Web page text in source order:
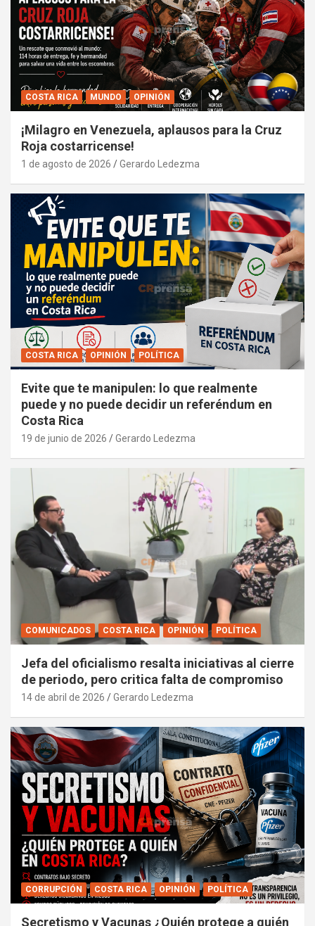
COSTA RICA MUNDO OPINIÓN
¡Milagro en Venezuela, aplausos para la Cruz
Roja costarricense!
1 de agosto de 2026 Gerardo Ledezma
COSTA RICA OPINIÓN POLÍTICA
Evite que te manipulen: lo que realmente
puede y no puede decidir un referéndum en
Costa Rica
19 de junio de 2026 Gerardo Ledezma
COMUNICADOS COSTA RICA OPINIÓN POLÍTICA
Jefa del oficialismo resalta iniciativas al cierre
de periodo, pero critica falta de compromiso
14 de abril de 2026 Gerardo Ledezma
CORRUPCIÓN COSTA RICA OPINIÓN POLÍTICA
Secretismo y Vacunas ¿Quién protege a quién